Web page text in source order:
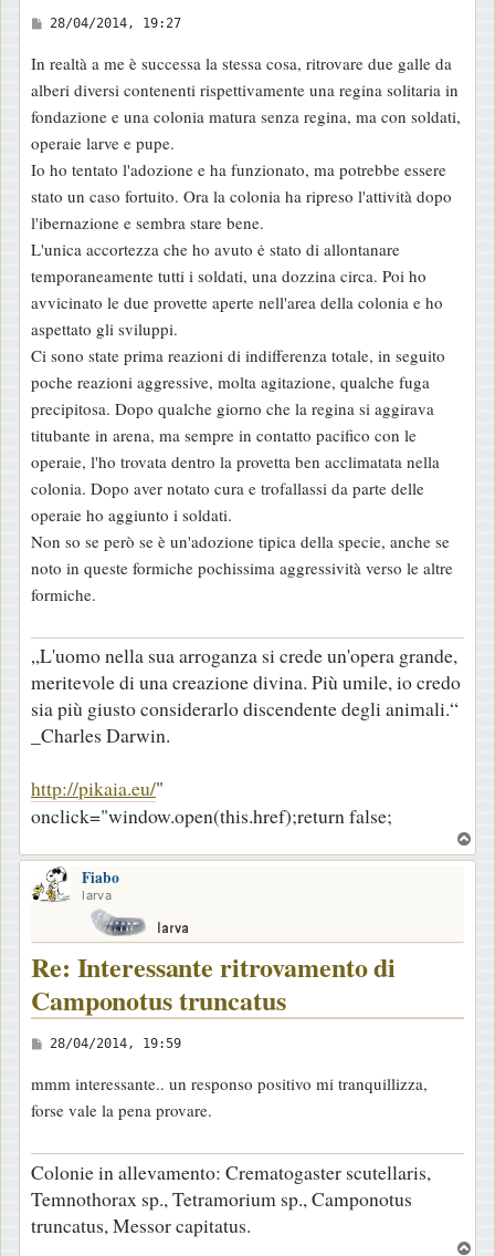
M
s
s
a
g
g
i
o
28/04/2014, 19:27
In realtà a me è successa la stessa cosa, ritrovare due galle da
alberi diversi contenenti rispettivamente una regina solitaria in
fondazione e una colonia matura senza regina, ma con soldati,
operaie larve e pupe.
Io ho tentato l'adozione e ha funzionato, ma potrebbe essere
stato un caso fortuito. Ora la colonia ha ripreso l'attività dopo
l'ibernazione e sembra stare bene.
L'unica accortezza che ho avuto ė stato di allontanare
temporaneamente tutti i soldati, una dozzina circa. Poi ho
avvicinato le due provette aperte nell'area della colonia e ho
aspettato gli sviluppi.
Ci sono state prima reazioni di indifferenza totale, in seguito
poche reazioni aggressive, molta agitazione, qualche fuga
precipitosa. Dopo qualche giorno che la regina si aggirava
titubante in arena, ma sempre in contatto pacifico con le
operaie, l'ho trovata dentro la provetta ben acclimatata nella
colonia. Dopo aver notato cura e trofallassi da parte delle
operaie ho aggiunto i soldati.
Non so se però se è un'adozione tipica della specie, anche se
noto in queste formiche pochissima aggressività verso le altre
formiche.
„L'uomo nella sua arroganza si crede un'opera grande,
meritevole di una creazione divina. Più umile, io credo
sia più giusto considerarlo discendente degli animali.“
_Charles Darwin.
http://pikaia.eu/"
onclick="window.open(this.href);return false;
o
Fiabo
larva
Re: Interessante ritrovamento di
Camponotus truncatus
M
s
s
g
g
i
28/04/2014, 19:59
mmm interessante.. un responso positivo mi tranquillizza,
forse vale la pena provare.
Colonie in allevamento: Crematogaster scutellaris,
Temnothorax sp., Tetramorium sp., Camponotus
truncatus, Messor capitatus.